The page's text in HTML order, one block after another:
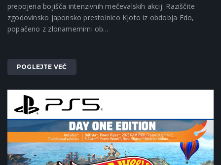
prepojena bojišča intenzivnih mečevalskih akcij. Raziščite
zgodovinsko japonsko prestolnico Kjoto iz obdobja Edo,
popačeno z zlonamernimi ob...
POGLEJTE VEČ